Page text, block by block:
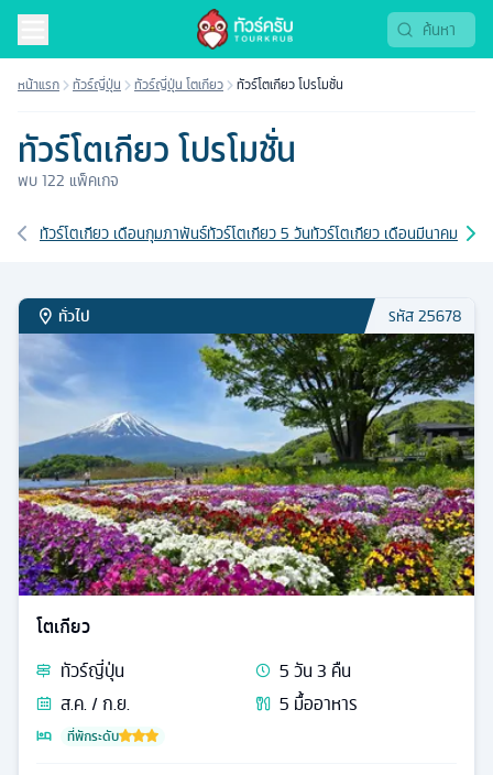
หน้าแรก ทัวร์ญี่ปุ่น ทัวร์ญี่ปุ่น โตเกียว ทัวร์โตเกียว โปรโมชั่น
ทัวร์โตเกียว โปรโมชั่น
พบ122 แพ็คเกจ
เส้นทางที่เกี่ยวข้อง
ทัวร์โตเกียว เดือนกุมภาพันธ์ทัวร์โตเกียว 5 วันทัวร์โตเกียว เดือนมีนาคม ทัว
ทั่วไป รหัส25678
โตเกียว
ทัวร์ญี่ปุ่น 5วัน3 คืน
ส.ค. / ก.ย.
5 มื้ออาหาร
ที่พักระดับ
ทัวร์โปรโมชั่น 2569 | Tourkrub